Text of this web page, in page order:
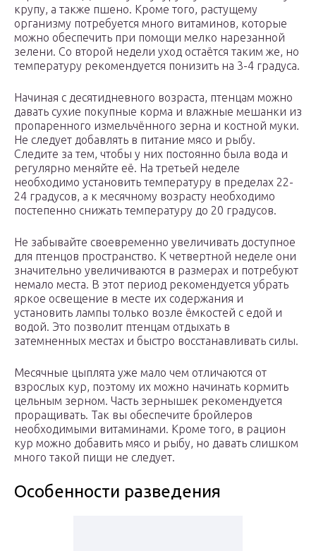
крупу, а также пшено. Кроме того, растущему
организму потребуется много витаминов, которые
можно обеспечить при помощи мелко нарезанной
зелени. Со второй недели уход остаётся таким же, но
температуру рекомендуется понизить на 3-4 градуса.
Начиная с десятидневного возраста, птенцам можно
давать сухие покупные корма и влажные мешанки из
пропаренного измельчённого зерна и костной муки.
Не следует добавлять в питание мясо и рыбу.
Следите за тем, чтобы у них постоянно была вода и
регулярно меняйте её. На третьей неделе
необходимо установить температуру в пределах 22-
24 градусов, а к месячному возрасту необходимо
постепенно снижать температуру до 20 градусов.
Не забывайте своевременно увеличивать доступное
для птенцов пространство. К четвертной неделе они
значительно увеличиваются в размерах и потребуют
немало места. В этот период рекомендуется убрать
яркое освещение в месте их содержания и
установить лампы только возле ёмкостей с едой и
водой. Это позволит птенцам отдыхать в
затемненных местах и быстро восстанавливать силы.
Месячные цыплята уже мало чем отличаются от
взрослых кур, поэтому их можно начинать кормить
цельным зерном. Часть зернышек рекомендуется
проращивать. Так вы обеспечите бройлеров
необходимыми витаминами. Кроме того, в рацион
кур можно добавить мясо и рыбу, но давать слишком
много такой пищи не следует.
Особенности разведения